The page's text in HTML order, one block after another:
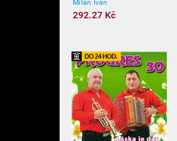
Milan Iván
292.27 Kč